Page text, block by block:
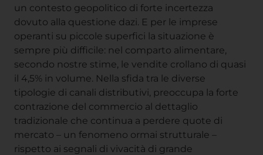
un contesto geopolitico di forte incertezza
dovuto alla questione dazi. E per le imprese
operanti su piccole superfici la situazione è
sempre più difficile: nel comparto alimentare,
secondo nostre stime, le vendite crollano di quasi
il 4,5% in volume. Nella sfida tra le diverse
tipologie di canali distributivi, preoccupa la forte
contrazione del commercio al dettaglio
tradizionale che continua a perdere quote di
mercato – un fenomeno ormai strutturale –
rispetto ai segnali di vivacità di grande